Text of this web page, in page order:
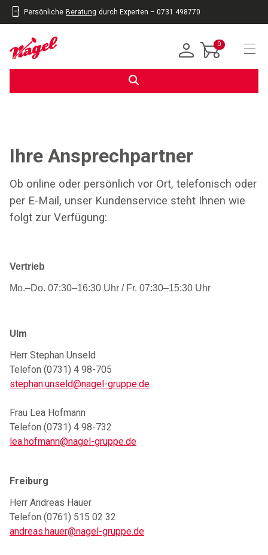
Persönliche Beratung durch Experten – 0731 498770
0
Ihre Ansprechpartner
Ob online oder persönlich vor Ort, telefonisch oder
per E-Mail, unser Kundenservice steht Ihnen wie
folgt zur Verfügung:
Vertrieb
Mo.–Do. 07:30–16:30 Uhr / Fr. 07:30–15:30 Uhr
Ulm
Herr Stephan Unseld
Telefon (0731) 4 98-705
stephan.unseld@nagel-gruppe.de
Frau Lea Hofmann
Telefon (0731) 4 98-732
lea.hofmann@nagel-gruppe.de
Freiburg
Herr Andreas Hauer
Telefon (0761) 515 02 32
andreas.hauer@nagel-gruppe.de